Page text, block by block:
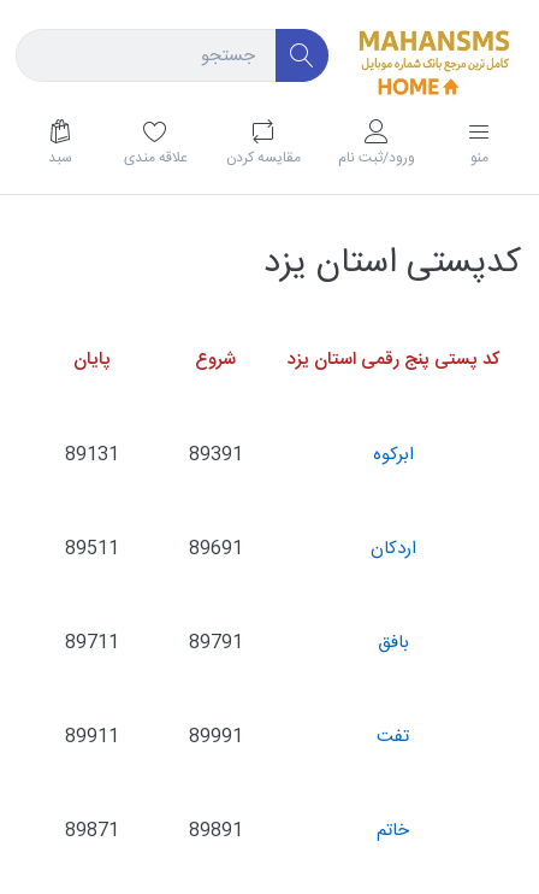
منو ورود/ثبت نام مقايسه كردن علاقه مندی سبد
کدپستی استان یزد
کد پستی پنج رقمی استان یزد شروع پایان
ابرکوه 89391
89131
اردکان 89691
89511
بافق 89791
89711
تفت 89991
89911
خاتم 89891
89871